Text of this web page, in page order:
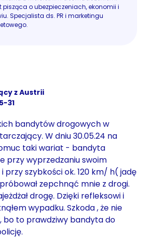
pisząca o ubezpieczeniach, ekonomii i
Specjalista ds. PR i marketingu
z Austrii
31
bandytów drogowych w
W dniu 30.05.24 na
taki wariat - bandyta
przy wyprzedzaniu swoim
przy szybkości ok. 120 km/ h( jadę
zepchnąć mnie z drogi.
drogę. Dzięki refleksowi i
wypadku. Szkoda , że nie
bo to prawdziwy bandyta do